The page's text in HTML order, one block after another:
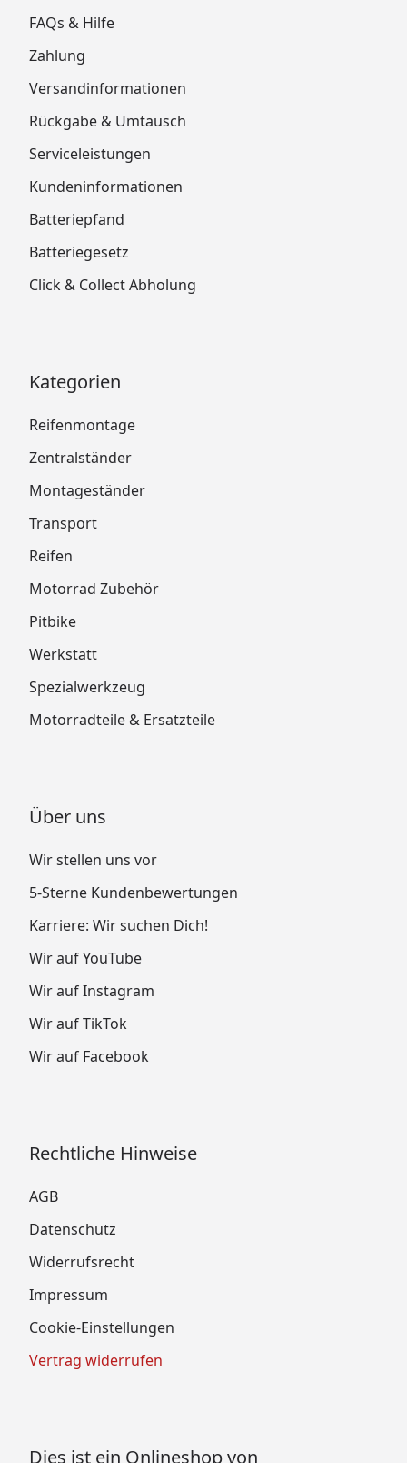
FAQs & Hilfe
Zahlung
Versandinformationen
Rückgabe & Umtausch
Serviceleistungen
Kundeninformationen
Batteriepfand
Batteriegesetz
Click & Collect Abholung
Kategorien
Reifenmontage
Zentralständer
Montageständer
Transport
Reifen
Motorrad Zubehör
Pitbike
Werkstatt
Spezialwerkzeug
Motorradteile & Ersatzteile
Über uns
Wir stellen uns vor
5-Sterne Kundenbewertungen
Karriere: Wir suchen Dich!
Wir auf YouTube
Wir auf Instagram
Wir auf TikTok
Wir auf Facebook
Rechtliche Hinweise
AGB
Datenschutz
Widerrufsrecht
Impressum
Cookie-Einstellungen
Vertrag widerrufen
Dies ist ein Onlineshop von